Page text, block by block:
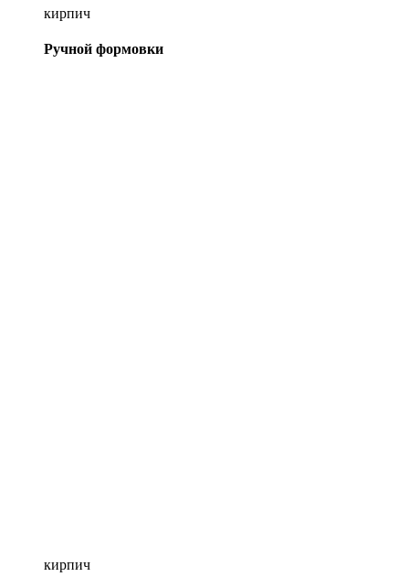
кирпич
Ручной формовки
кирпич